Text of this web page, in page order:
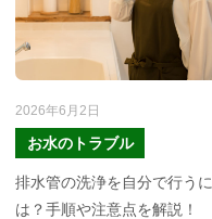
2026年6月2日
お水のトラブル
排水管の洗浄を自分で行うに
は？手順や注意点を解説！